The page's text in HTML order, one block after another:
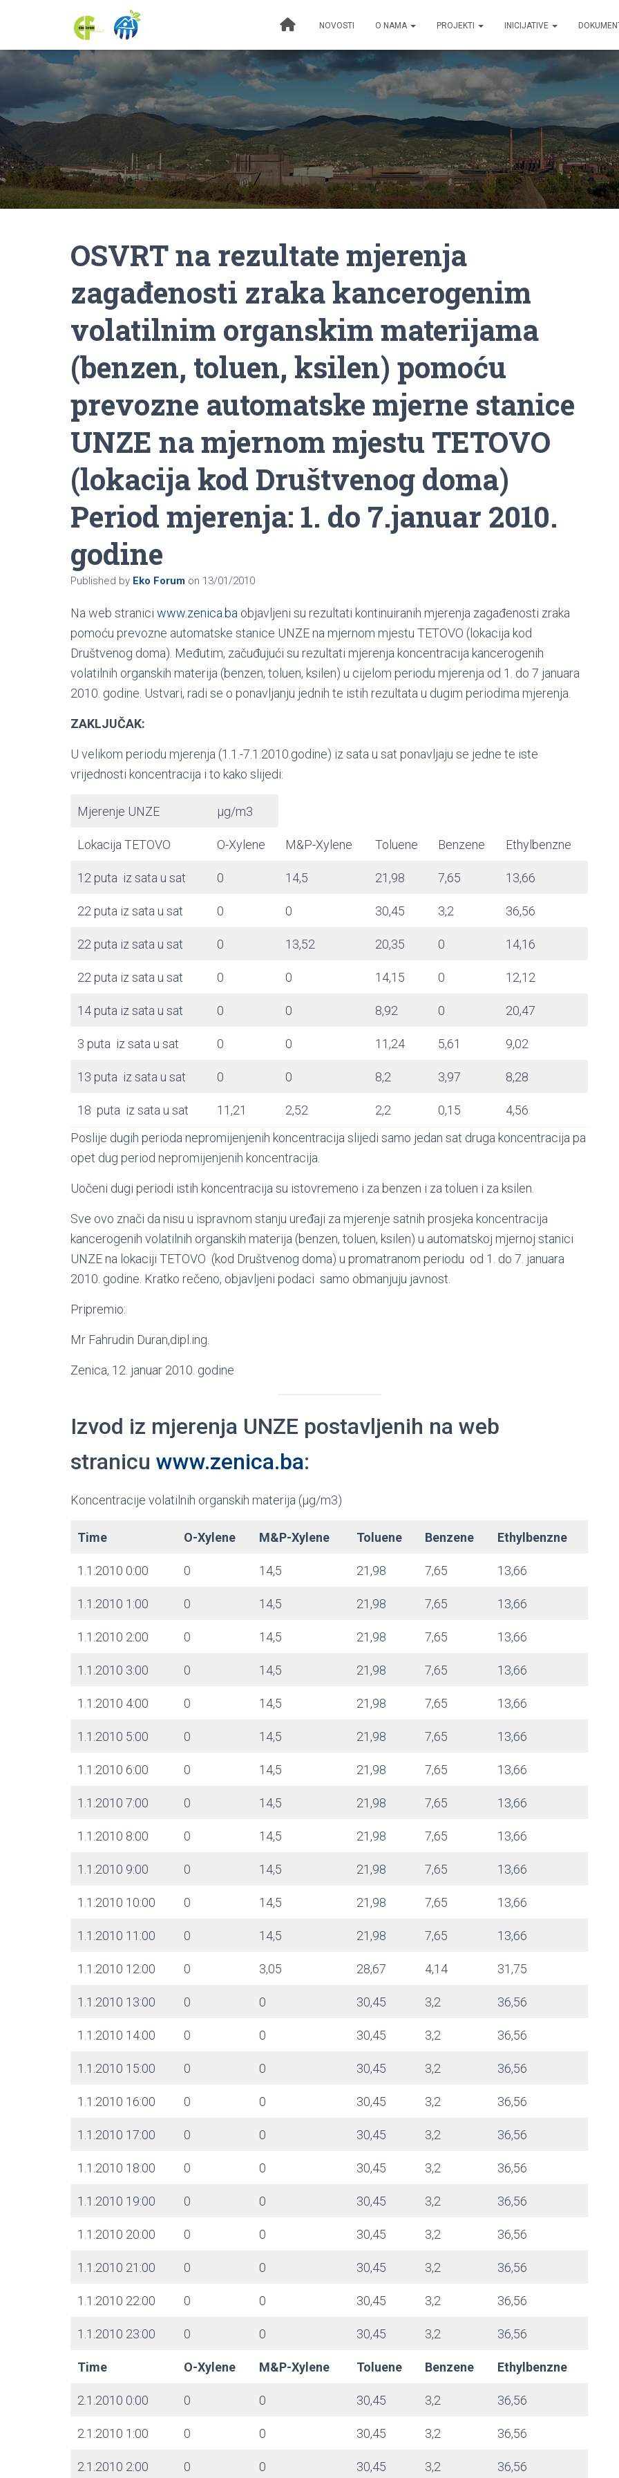
NOVOSTI O NAMA PROJEKTI INICIJATIVE
OSVRT na rezultate mjerenja
zagađenosti zraka kancerogenim
volatilnim organskim materijama
(benzen, toluen, ksilen) pomoću
prevozne automatske mjerne stanice
UNZE na mjernom mjestu TETOVO
(lokacija kod Društvenog doma)
Period mjerenja: 1. do 7.januar 2010.
godine
Published by Eko Forum on 13/01/2010
Na web stranici www.zenica.ba objavljeni su rezultati kontinuiranih mjerenja zagađenosti zraka
pomoću prevozne automatske stanice UNZE na mjernom mjestu TETOVO (lokacija kod
Društvenog doma). Međutim, začuđujući su rezultati mjerenja koncentracija kancerogenih
volatilnih organskih materija (benzen, toluen, ksilen) u cijelom periodu mjerenja od 1. do 7 januara
2010. godine. Ustvari, radi se o ponavljanju jednih te istih rezultata u dugim periodima mjerenja.
ZAKLJUČAK:
U velikom periodu mjerenja (1.1.-7.1.2010.godine) iz sata u sat ponavljaju se jedne te iste
vrijednosti koncentracija i to kako slijedi:
Mjerenje UNZE µg/m3
Lokacija TETOVO O-Xylene M&P-Xylene Toluene Benzene Ethylbenzne
12 puta iz sata u sat 0 14,5 21,98 7,65 13,66
22 puta iz sata u sat 0 0 30,45 3,2 36,56
22 puta iz sata u sat 0 13,52 20,35 0 14,16
22 puta iz sata u sat 0 0 14,15 0 12,12
14 puta iz sata u sat 0 0 8,92 0 20,47
3 puta iz sata u sat 0 0 11,24 5,61 9,02
13 puta iz sata u sat 0 0 8,2 3,97 8,28
18 puta iz sata u sat 11,21 2,52 2,2 0,15
4,56
Poslije dugih perioda nepromijenjenih koncentracija slijedi samo jedan sat druga koncentracija pa
opet dug period nepromijenjenih koncentracija.
Uočeni dugi periodi istih koncentracija su istovremeno i za benzen i za toluen i za ksilen.
Sve ovo znači da nisu u ispravnom stanju uređaji za mjerenje satnih prosjeka koncentracija
kancerogenih volatilnih organskih materija (benzen, toluen, ksilen) u automatskoj mjernoj stanici
UNZE na lokaciji TETOVO (kod Društvenog doma) u promatranom periodu od 1. do 7. januara
2010. godine. Kratko rečeno, objavljeni podaci samo obmanjuju javnost.
Pripremio:
Mr Fahrudin Duran,dipl.ing.
Zenica, 12. januar 2010. godine
Izvod iz mjerenja UNZE postavljenih na web
stranicu www.zenica.ba:
Koncentracije volatilnih organskih materija (µg/m3)
Time O-Xylene M&P-Xylene Toluene Benzene Ethylbenzne
1.1.2010 0:00 0 14,5 21,98 7,65 13,66
1.1.2010 1:00 0 14,5 21,98 7,65 13,66
1.1.2010 2:00 0 14,5 21,98 7,65 13,66
1.1.2010 3:00 0 14,5 21,98 7,65 13,66
1.1.2010 4:00 0 14,5 21,98 7,65 13,66
1.1.2010 5:00 0 14,5 21,98 7,65 13,66
1.1.2010 6:00 0 14,5 21,98 7,65 13,66
1.1.2010 7:00 0 14,5 21,98 7,65 13,66
1.1.2010 8:00 0 14,5 21,98 7,65 13,66
1.1.2010 9:00 0 14,5 21,98 7,65 13,66
1.1.2010 10:00 0 14,5 21,98 7,65 13,66
1.1.2010 11:00 0 14,5 21,98 7,65 13,66
1.1.2010 12:00 0 3,05 28,67 4,14 31,75
1.1.2010 13:00 0 0 30,45 3,2 36,56
1.1.2010 14:00 0 0 30,45 3,2 36,56
1.1.2010 15:00 0 0 30,45 3,2 36,56
1.1.2010 16:00 0 0 30,45 3,2 36,56
1.1.2010 17:00 0 0 30,45 3,2 36,56
1.1.2010 18:00 0 0 30,45 3,2 36,56
1.1.2010 19:00 0 0 30,45 3,2 36,56
1.1.2010 20:00 0 0 30,45 3,2 36,56
1.1.2010 21:00 0 0 30,45 3,2 36,56
1.1.2010 22:00 0 0 30,45 3,2 36,56
1.1.2010 23:00 0 0 30,45 3,2 36,56
Time O-Xylene M&P-Xylene Toluene Benzene Ethylbenzne
2.1.2010 0:00 0 0 30,45 3,2 36,56
2.1.2010 1:00 0 0 30,45 3,2 36,56
2.1.2010 2:00 0 0 30,45 3,2 36,56